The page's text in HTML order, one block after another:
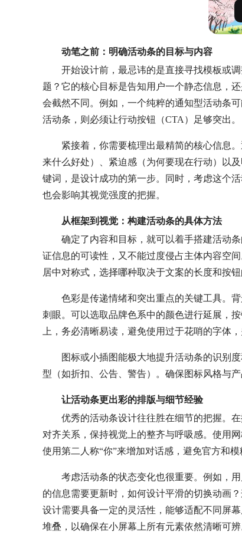
动笔之前：明确活动条的目标与内容
开始设计前，最忌讳的是直接寻找模板或
题？它的核心目标是告知用户一个静态信息，
会截然不同。例如，一个纯粹的通知型活动条
活动条，则必须让行动按钮（CTA）足够突出。
紧接着，你需要梳理出最精简的核心信息
来什么好处）、紧迫感（为何要现在行动）以
键词，是设计成功的第一步。同时，考虑这个
也会影响其视觉强度的把握。
从框架到视觉：构建活动条的具体方法
确定了内容和目标，就可以着手搭建活动
证信息的可读性，又不能过度侵占主体内容空
居中对称式，选择哪种取决于文案的长度和按钮
色彩是传递情绪和突出重点的关键工具。
刺眼。可以选取品牌色系中的颜色进行延展，
上，务必清晰易读，避免使用过于花哨的字体
图标或小插图能极大地提升活动条的识别
型（如折扣、公告、警告）。确保图标风格与
让活动条更出彩的排版与细节经验
优秀的活动条设计往往胜在细节的把握。
对齐关系，保持视觉上的整齐与呼吸感。使用
使用第二人称“你”来增加对话感，避免官方和模
考虑活动条的状态变化也很重要。例如，
的信息需要更新时，如何设计平滑的切换动画
设计需要具备一定的灵活性，能够适配不同屏
堆叠，以确保在小屏幕上所有元素依然清晰可辨